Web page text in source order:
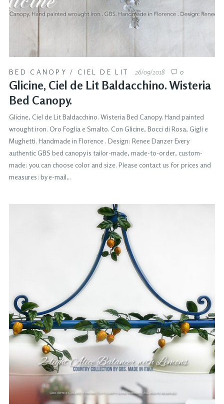
BED CANOPY / CIEL DE LIT 26/09/2018 0
Glicine, Ciel de Lit Baldacchino. Wisteria
Bed Canopy.
Glicine, Ciel de Lit Baldacchino. Wisteria Bed Canopy. Hand painted
wrought iron. Oro Foglia e Smalto. Con Glicine, Bocci di Rosa, Gigli e
Mughetti. Handmade in Florence . Design: Renee Danzer Every
authentic GBS bed canopy is tailor-made, made-to-order, custom-
made: you can choose color and size. Please contact us for prices and
measures: by e-mail…